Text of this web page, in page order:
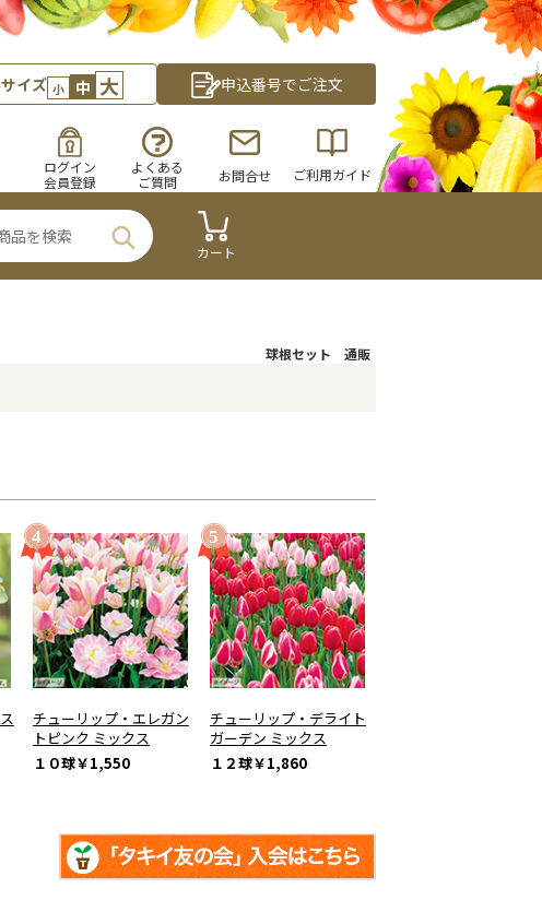
イズ 小 中 大 申込番号でご注文
ログイン
会員登録
よくある
ご質問
お問合せ ご利用ガイド
カート
球根セット 通販
チューリップ・エレガン
トピンク ミックス
１０球￥1,550
チューリップ・デライト
ガーデン ミックス
１２球￥1,860